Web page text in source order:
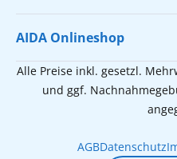
AIDA Onlineshop
Alle Preise inkl. gesetzl.
und ggf.
AGBDatenschutz